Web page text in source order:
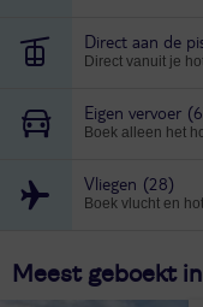
Direct aan de
Direct vanuit je
Eigen vervoer
Boek alleen het
Vliegen (28)
Boek vlucht en
Meest geboekt